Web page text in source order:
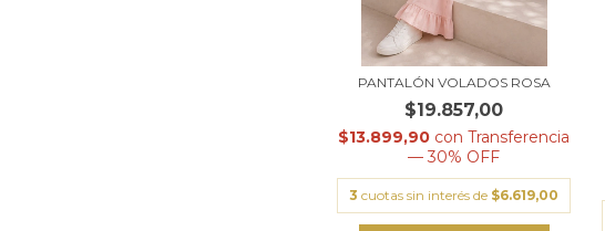
PANTALÓN VOLADOS ROSA
$19.857,00
$13.899,90 con Transferencia
— 30% OFF
3 cuotas sin interés de $6.619,00